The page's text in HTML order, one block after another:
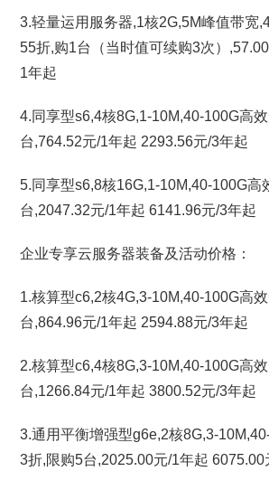
3.轻量运用服务器,1核2G,5M峰值带宽
55折,购1台（当时值可续购3次）
1年起
4.同享型s6,4核8G,1-10M,40-100G高
台,764.52元/1年起 2293.56元/3年起
5.同享型s6,8核16G,1-10M,40-100G高
台,2047.32元/1年起 6141.96元/3年起
企业专享云服务器装备及活动价格：
1.核算型c6,2核4G,3-10M,40-100G高
台,864.96元/1年起 2594.88元/3年起
2.核算型c6,4核8G,3-10M,40-100G高
台,1266.84元/1年起 3800.52元/3年起
3.通用平衡增强型g6e,2核8G,3-
3折,限购5台,2025.00元/1年起 6075.00